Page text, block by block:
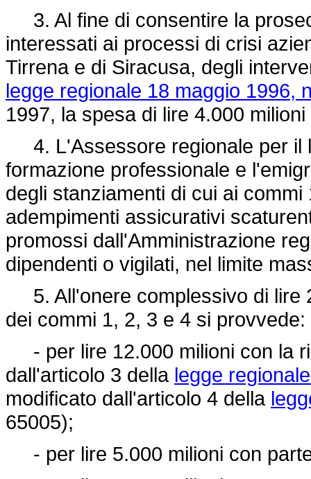
3. Al fine di consentire la
interessati ai processi di crisi
Tirrena e di Siracusa, degli
legge regionale 18 maggio 1996,
1997, la spesa di lire 4.000
4. L'Assessore regionale per il
formazione professionale e
degli stanziamenti di cui ai
adempimenti assicurativi
promossi dall'Amministrazione
dipendenti o vigilati, nel limite
5. All'onere complessivo di lire
dei commi 1, 2, 3 e 4 si provvede:
- per lire 12.000 milioni con la
dall'articolo 3 della legge
modificato dall'articolo 4 della
65005);
- per lire 5.000 milioni con